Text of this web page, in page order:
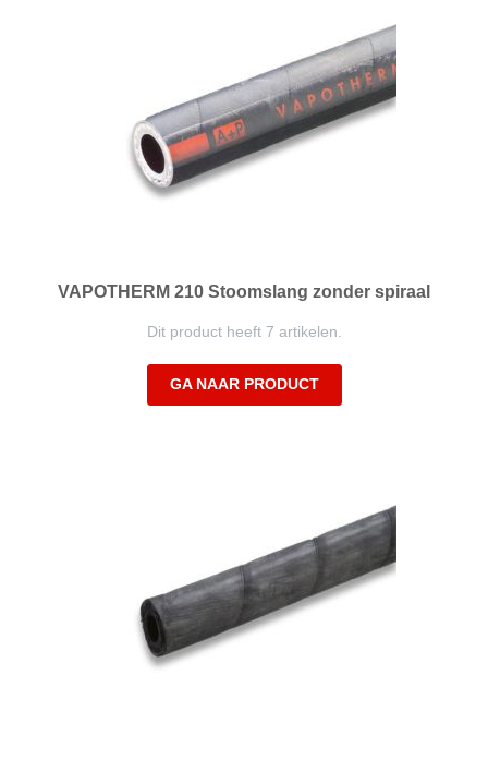
VAPOTHERM 210 Stoomslang zonder spiraal
Dit product heeft 7 artikelen.
GA NAAR PRODUCT